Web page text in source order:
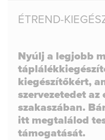
ÉTREND-
Nyúlj a legjobb
kiegészítőkért,
szervezetedet az
szakaszában.
itt megtalálod
támogatását.